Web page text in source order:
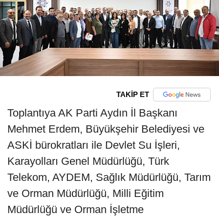
TAKİP ET
Toplantıya AK Parti Aydın İl Başkanı
Mehmet Erdem, Büyükşehir Belediyesi ve
ASKİ bürokratları ile Devlet Su İşleri,
Karayolları Genel Müdürlüğü, Türk
Telekom, AYDEM, Sağlık Müdürlüğü, Tarım
ve Orman Müdürlüğü, Milli Eğitim
Müdürlüğü ve Orman İşletme